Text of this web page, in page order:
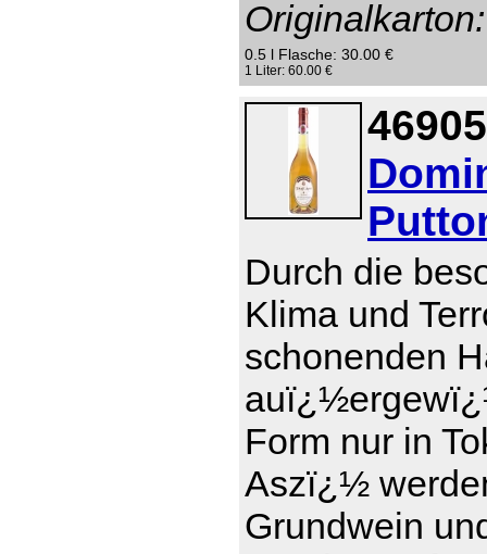
Originalkarton:
0.5 l Flasche: 30.00 €
1 Liter: 60.00 €
Durch die
Klima und
schonenden
Form nur in
Aszï¿½
Grundwein